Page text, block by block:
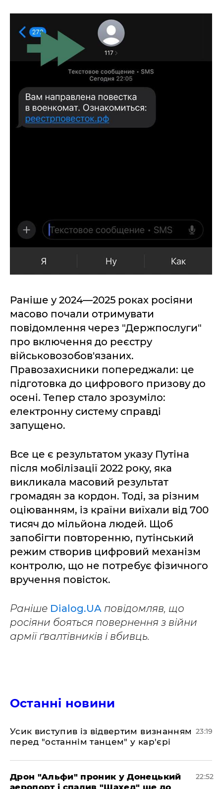
Раніше у 2024—2025 роках росіяни
масово почали отримувати
повідомлення через "Держпослуги"
про включення до реєстру
військовозобов'язаних.
Правозахисники попереджали: це
підготовка до цифрового призову до
осені. Тепер стало зрозуміло:
електронну систему справді
запущено.
Все це є результатом указу Путіна
після мобілізації 2022 року, яка
викликала масовий результат
громадян за кордон. Тоді, за різним
оціюванням, із країни виїхали від 700
тисяч до мільйона людей. Щоб
запобігти повторенню, путінський
режим створив цифровий механізм
контролю, що не потребує фізичного
вручення повісток.
Раніше Dialog.UA повідомляв, що
росіяни бояться повернення з війни
армії ґвалтівників і вбивць.
Останні новини
​Усик виступив із відвертим визнанням
перед "останнім танцем" у кар'єрі
23:19
​Дрон "Альфи" проник у Донецький
22:52